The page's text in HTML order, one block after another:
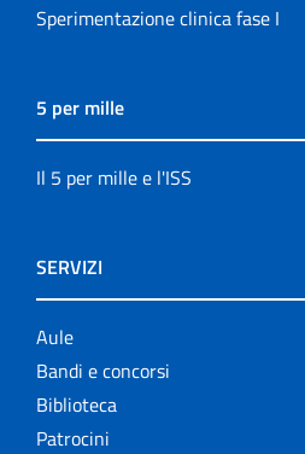
Sperimentazione clinica fase I
5 per mille
Il 5 per mille e l'ISS
SERVIZI
Aule
Bandi e concorsi
Biblioteca
Patrocini